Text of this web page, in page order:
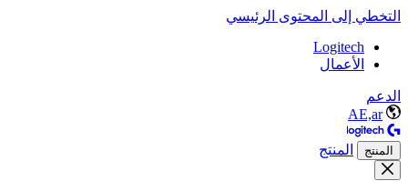
التخطي إلى المحتوى الرئيسي
Logitech
الأعمال
الدعم
AE,ar
المنتج المنتج